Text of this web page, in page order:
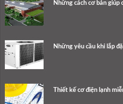
Những cách cơ bản giúp
Những yêu cầu khi lắp
Thiết kế cơ điện lạnh